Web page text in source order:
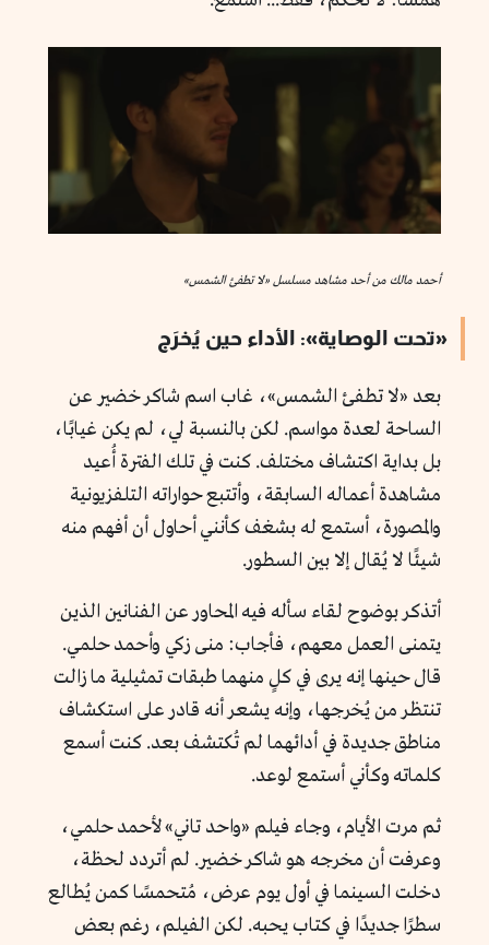
أحمد مالك من أحد مشاهد مسلسل «لا تطفئ الشمس»
«تحت الوصاية»: الأداء حين يُخرَج
بعد «لا تطفئ الشمس»، غاب اسم شاكر خضير عن
الساحة لعدة مواسم. لكن بالنسبة لي، لم يكن غيابًا،
بل بداية اكتشاف مختلف. كنت في تلك الفترة أُعيد
مشاهدة أعماله السابقة، وأتتبع حواراته التلفزيونية
والمصورة، أستمع له بشغف كأنني أحاول أن أفهم منه
شيئًا لا يُقال إلا بين السطور.
أتذكر بوضوح لقاء سأله فيه المحاور عن الفنانين الذين
يتمنى العمل معهم، فأجاب: منى زكي وأحمد حلمي.
قال حينها إنه يرى في كلٍ منهما طبقات تمثيلية ما زالت
تنتظر من يُخرجها، وإنه يشعر أنه قادر على استكشاف
مناطق جديدة في أدائهما لم تُكتشف بعد. كنت أسمع
كلماته وكأني أستمع لوعد.
ثم مرت الأيام، وجاء فيلم «واحد تاني» لأحمد حلمي،
وعرفت أن مخرجه هو شاكر خضير. لم أتردد لحظة،
دخلت السينما في أول يوم عرض، مُتحمسًا كمن يُطالع
سطرًا جديدًا في كتاب يحبه. لكن الفيلم، رغم بعض